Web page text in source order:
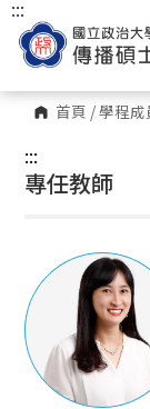
首頁 /學程成
:::
:::
專任教師